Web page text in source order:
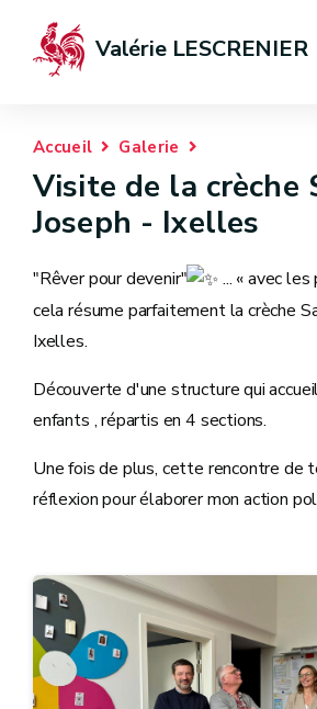
Valérie LESCRENIER
Accueil Galerie
Visite de la crèche
Joseph - Ixelles
"Rêver pour devenir"
... « avec
cela résume parfaitement la crèche
Ixelles.
Découverte d'une structure qui
enfants , répartis en 4 sections.
Une fois de plus, cette rencontre de
réflexion pour élaborer mon action